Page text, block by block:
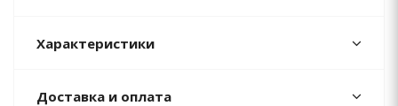
Характеристики
Доставка и оплата